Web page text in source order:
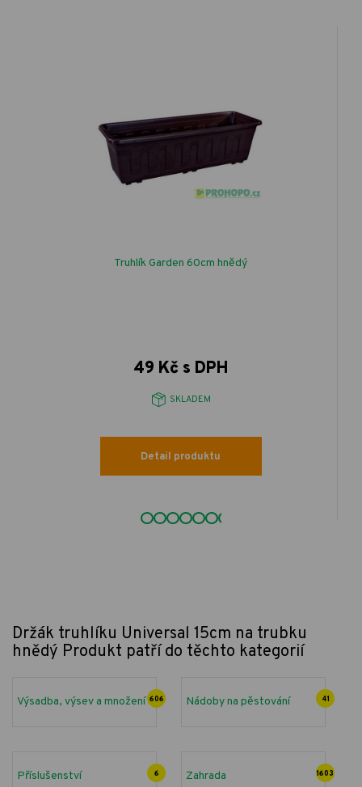
Truhlík Garden 60cm hnědý
49 Kč s DPH
SKLADEM
Detail produktu
Držák truhlíku Universal 15cm na trubku
hnědý Produkt patří do těchto kategorií
Výsadba, výsev a množení 606 Nádoby na pěstování 41
Příslušenství 6 Zahrada 1603